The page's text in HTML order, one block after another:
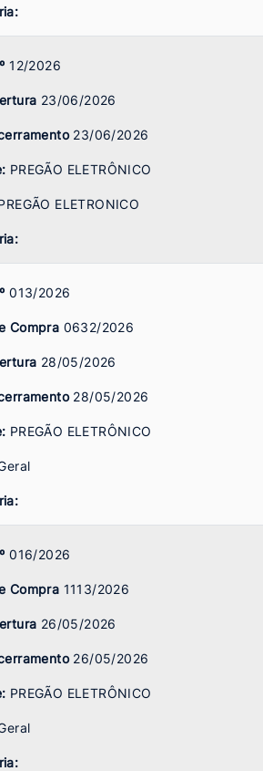
12/2026
23/06/2026
23/06/2026
PREGÃO ELETRÔNICO
ELETRONICO
013/2026
Compra 0632/2026
28/05/2026
28/05/2026
PREGÃO ELETRÔNICO
016/2026
Compra 1113/2026
26/05/2026
26/05/2026
PREGÃO ELETRÔNICO